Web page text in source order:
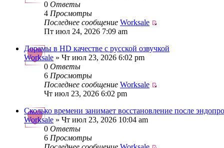
0 Ответы
4 Просмотры
Последнее сообщение Worksale
Пт июл 24, 2026 7:09 am
Дорамы в HD качестве с русской озвучкой
Worksale » Чт июл 23, 2026 6:02 pm
0 Ответы
6 Просмотры
Последнее сообщение Worksale
Чт июл 23, 2026 6:02 pm
Сколько времени занимает восстановление после
Worksale » Чт июл 23, 2026 10:04 am
0 Ответы
6 Просмотры